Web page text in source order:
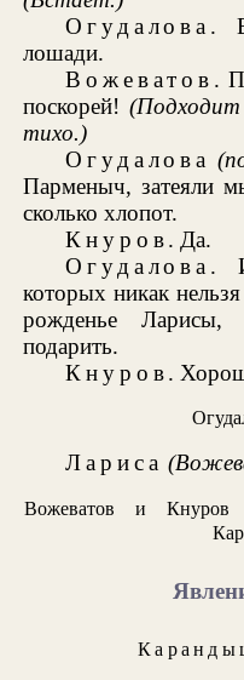
Огудалова .
лошади.
Вожеватов .
поскорей!(Подходит
тихо.)
Огудалова
Парменыч, затеяли
сколько хлопот.
Кнуров. Да.
Огудалова .
которых никак
рожденье Ларисы,
подарить.
Кнуров.
Лариса
Вожеватов и Кнуров